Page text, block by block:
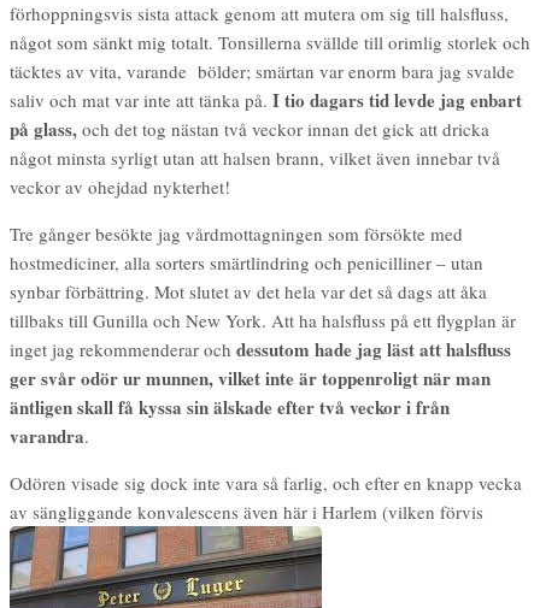
förhoppningsvis sista attack genom att mutera om sig till halsfluss,
något som sänkt mig totalt. Tonsillerna svällde till orimlig storlek och
täcktes av vita, varande bölder; smärtan var enorm bara jag svalde
saliv och mat var inte att tänka på. I tio dagars tid levde jag enbart
på glass, och det tog nästan två veckor innan det gick att dricka
något minsta syrligt utan att halsen brann, vilket även innebar två
veckor av ohejdad nykterhet!
Tre gånger besökte jag vårdmottagningen som försökte med
hostmediciner, alla sorters smärtlindring och penicilliner – utan
synbar förbättring. Mot slutet av det hela var det så dags att åka
tillbaks till Gunilla och New York. Att ha halsfluss på ett flygplan är
inget jag rekommenderar och dessutom hade jag läst att halsfluss
ger svår odör ur munnen, vilket inte är toppenroligt när man
äntligen skall få kyssa sin älskade efter två veckor i från
varandra.
Odören visade sig dock inte vara så farlig, och efter en knapp vecka
av sängliggande konvalescens även här i Harlem (vilken förvis